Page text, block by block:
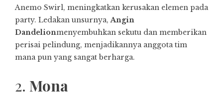
Anemo Swirl, meningkatkan kerusakan elemen pada
party. Ledakan unsurnya,Angin
Dandelionmenyembuhkan sekutu dan memberikan
perisai pelindung, menjadikannya anggota tim
mana pun yang sangat berharga.
2. Mona